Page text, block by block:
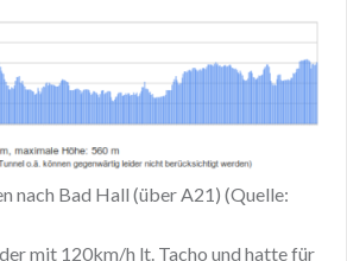
nach Bad Hall (über A21) (Quelle:
mit 120km/h lt. Tacho und hatte für